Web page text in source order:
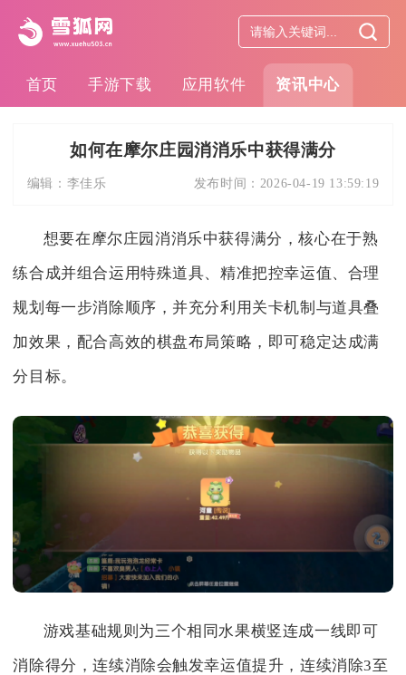
首页 手游下载 应用软件 资讯中心
如何在摩尔庄园消消乐中获得满分
编辑： 李佳乐 发布时间： 2026-04-19 13:59:19
想要在摩尔庄园消消乐中获得满分，核心在于熟
练合成并组合运用特殊道具、精准把控幸运值、合理
规划每一步消除顺序，并充分利用关卡机制与道具叠
加效果，配合高效的棋盘布局策略，即可稳定达成满
分目标。
游戏基础规则为三个相同水果横竖连成一线即可
消除得分，连续消除会触发幸运值提升，连续消除3至